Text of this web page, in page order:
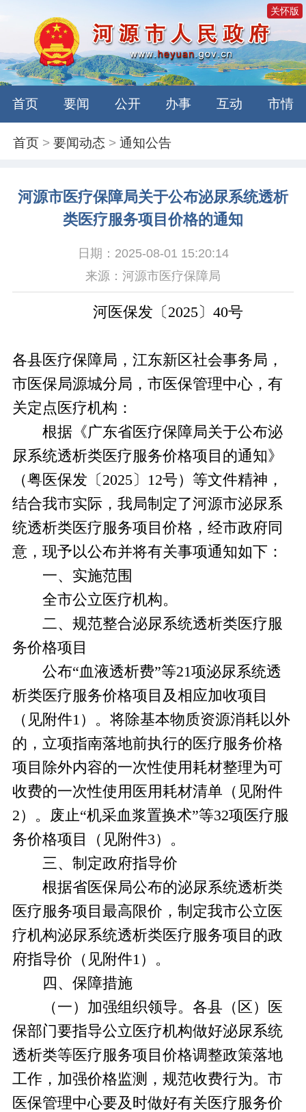
关怀版
首页 要闻 公开 办事 互动 市情
首页 >要闻动态 >通知公告
河源市医疗保障局关于公布泌尿系统透析
类医疗服务项目价格的通知
日期：2025-08-01 15:20:14
来源：河源市医疗保障局
河医保发〔2025〕40号
各县医疗保障局，江东新区社会事务局，
市医保局源城分局，市医保管理中心，有
关定点医疗机构：
根据《广东省医疗保障局关于公布泌
尿系统透析类医疗服务价格项目的通知》
（粤医保发〔2025〕12号）等文件精神，
结合我市实际，我局制定了河源市泌尿系
统透析类医疗服务项目价格，经市政府同
意，现予以公布并将有关事项通知如下：
一、实施范围
全市公立医疗机构。
二、规范整合泌尿系统透析类医疗服
务价格项目
公布“血液透析费”等21项泌尿系统透
析类医疗服务价格项目及相应加收项目
（见附件1）。将除基本物质资源消耗以外
的，立项指南落地前执行的医疗服务价格
项目除外内容的一次性使用耗材整理为可
收费的一次性使用医用耗材清单（见附件
2）。废止“机采血浆置换术”等32项医疗服
务价格项目（见附件3）。
三、制定政府指导价
根据省医保局公布的泌尿系统透析类
医疗服务项目最高限价，制定我市公立医
疗机构泌尿系统透析类医疗服务项目的政
府指导价（见附件1）。
四、 保障措施
（一）加强组织领导。各县（区）医
保部门要指导公立医疗机构做好泌尿系统
透析类等医疗服务项目价格调整政策落地
工作，加强价格监测，规范收费行为。市
医保管理中心要及时做好有关医疗服务价